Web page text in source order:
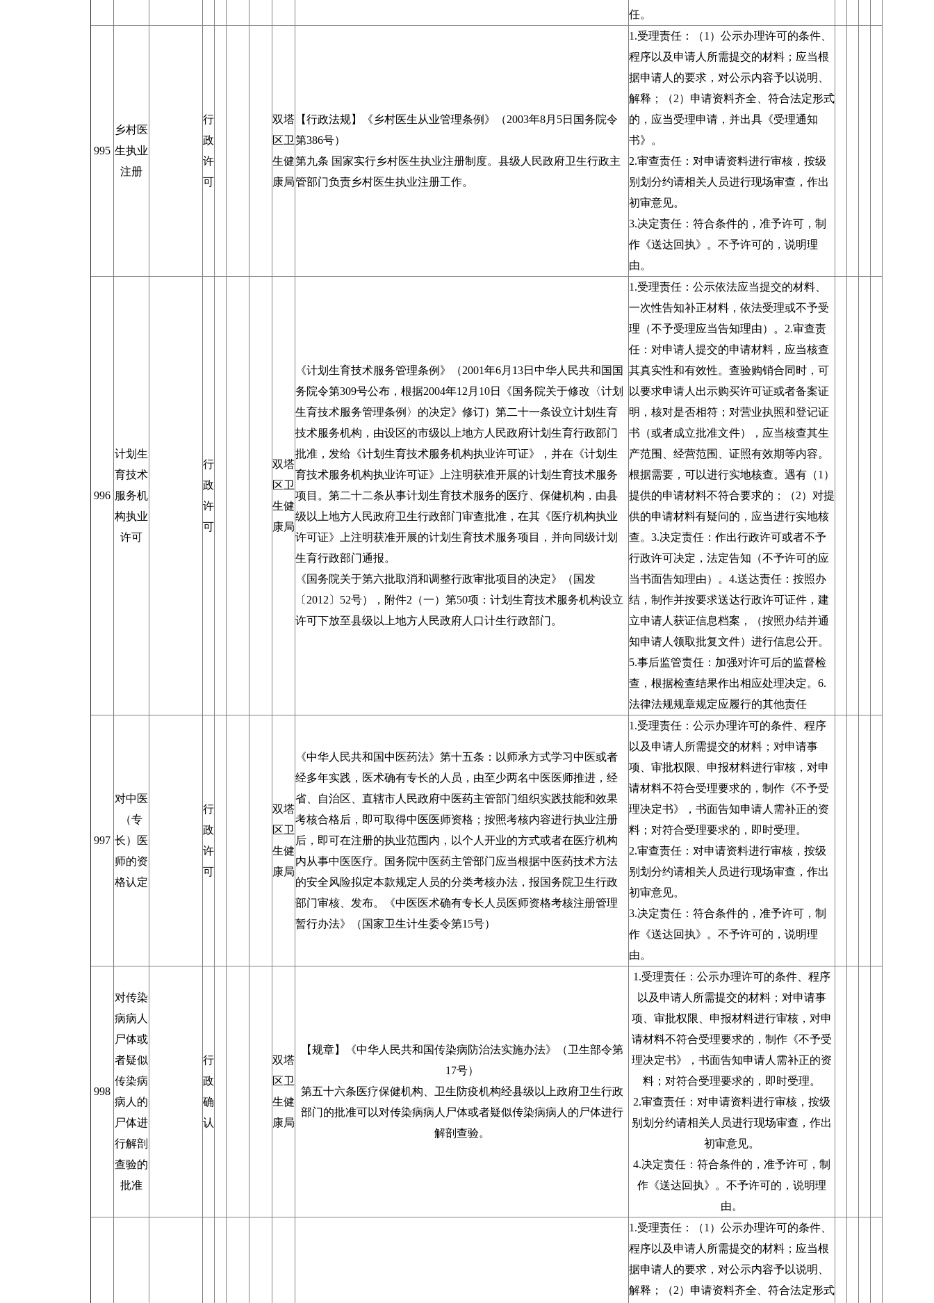
任。
995
乡村医
生执业
注册
行
政
许
可
双塔
区卫
生健
康局
【行政法规】《乡村医生从业管理条例》（2003年8月5日国务院令
第386号）
第九条 国家实行乡村医生执业注册制度。县级人民政府卫生行政主
管部门负责乡村医生执业注册工作。
1.受理责任：（1）公示办理许可的条件、
程序以及申请人所需提交的材料；应当根
据申请人的要求，对公示内容予以说明、
解释；（2）申请资料齐全、符合法定形式
的，应当受理申请，并出具《受理通知
书》。
2.审查责任：对申请资料进行审核，按级
别划分约请相关人员进行现场审查，作出
初审意见。
3.决定责任：符合条件的，准予许可，制
作《送达回执》。不予许可的，说明理
由。
996
计划生
育技术
服务机
构执业
许可
行
政
许
可
双塔
区卫
生健
康局
《计划生育技术服务管理条例》（2001年6月13日中华人民共和国国
务院令第309号公布，根据2004年12月10日《国务院关于修改〈计划
生育技术服务管理条例〉的决定》修订）第二十一条设立计划生育
技术服务机构，由设区的市级以上地方人民政府计划生育行政部门
批准，发给《计划生育技术服务机构执业许可证》，并在《计划生
育技术服务机构执业许可证》上注明获准开展的计划生育技术服务
项目。第二十二条从事计划生育技术服务的医疗、保健机构，由县
级以上地方人民政府卫生行政部门审查批准，在其《医疗机构执业
许可证》上注明获准开展的计划生育技术服务项目，并向同级计划
生育行政部门通报。
《国务院关于第六批取消和调整行政审批项目的决定》（国发
〔2012〕52号），附件2（一）第50项：计划生育技术服务机构设立
许可下放至县级以上地方人民政府人口计生行政部门。
1.受理责任：公示依法应当提交的材料、
一次性告知补正材料，依法受理或不予受
理（不予受理应当告知理由）。2.审查责
任：对申请人提交的申请材料，应当核查
其真实性和有效性。查验购销合同时，可
以要求申请人出示购买许可证或者备案证
明，核对是否相符；对营业执照和登记证
书（或者成立批准文件），应当核查其生
产范围、经营范围、证照有效期等内容。
根据需要，可以进行实地核查。遇有（1）
提供的申请材料不符合要求的；（2）对提
供的申请材料有疑问的，应当进行实地核
查。3.决定责任：作出行政许可或者不予
行政许可决定，法定告知（不予许可的应
当书面告知理由）。4.送达责任：按照办
结，制作并按要求送达行政许可证件，建
立申请人获证信息档案，（按照办结并通
知申请人领取批复文件）进行信息公开。
5.事后监管责任：加强对许可后的监督检
查，根据检查结果作出相应处理决定。6.
法律法规规章规定应履行的其他责任
997
对中医
（专
长）医
师的资
格认定
行
政
许
可
双塔
区卫
生健
康局
《中华人民共和国中医药法》第十五条：以师承方式学习中医或者
经多年实践，医术确有专长的人员，由至少两名中医医师推进，经
省、自治区、直辖市人民政府中医药主管部门组织实践技能和效果
考核合格后，即可取得中医医师资格；按照考核内容进行执业注册
后，即可在注册的执业范围内，以个人开业的方式或者在医疗机构
内从事中医医疗。国务院中医药主管部门应当根据中医药技术方法
的安全风险拟定本款规定人员的分类考核办法，报国务院卫生行政
部门审核、发布。《中医医术确有专长人员医师资格考核注册管理
暂行办法》（国家卫生计生委令第15号）
1.受理责任：公示办理许可的条件、程序
以及申请人所需提交的材料；对申请事
项、审批权限、申报材料进行审核，对申
请材料不符合受理要求的，制作《不予受
理决定书》，书面告知申请人需补正的资
料；对符合受理要求的，即时受理。
2.审查责任：对申请资料进行审核，按级
别划分约请相关人员进行现场审查，作出
初审意见。
3.决定责任：符合条件的，准予许可，制
作《送达回执》。不予许可的，说明理
由。
998
对传染
病病人
尸体或
者疑似
传染病
病人的
尸体进
行解剖
查验的
批准
行
政
确
认
双塔
区卫
生健
康局
【规章】《中华人民共和国传染病防治法实施办法》（卫生部令第
17号）
第五十六条医疗保健机构、卫生防疫机构经县级以上政府卫生行政
部门的批准可以对传染病病人尸体或者疑似传染病病人的尸体进行
解剖查验。
1.受理责任：公示办理许可的条件、程序
以及申请人所需提交的材料；对申请事
项、审批权限、申报材料进行审核，对申
请材料不符合受理要求的，制作《不予受
理决定书》，书面告知申请人需补正的资
料；对符合受理要求的，即时受理。
2.审查责任：对申请资料进行审核，按级
别划分约请相关人员进行现场审查，作出
初审意见。
4.决定责任：符合条件的，准予许可，制
作《送达回执》。不予许可的，说明理
由。
1.受理责任：（1）公示办理许可的条件、
程序以及申请人所需提交的材料；应当根
据申请人的要求，对公示内容予以说明、
解释；（2）申请资料齐全、符合法定形式